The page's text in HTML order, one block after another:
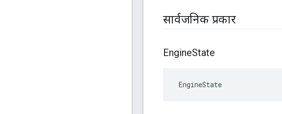
सार्वजनिक प्रकार
EngineState
EngineState